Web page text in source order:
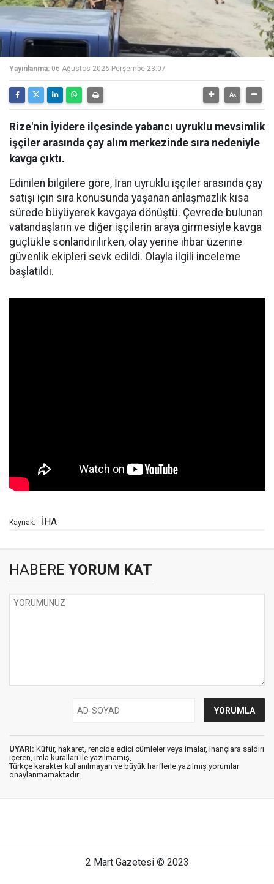
Yayınlanma: 06 Ağustos 2026 Perşembe 23:07
Rize'nin İyidere ilçesinde yabancı uyruklu mevsimlik
işçiler arasında çay alım merkezinde sıra nedeniyle
kavga çıktı.
Edinilen bilgilere göre, İran uyruklu işçiler arasında çay
satışı için sıra konusunda yaşanan anlaşmazlık kısa
sürede büyüyerek kavgaya dönüştü. Çevrede bulunan
vatandaşların ve diğer işçilerin araya girmesiyle kavga
güçlükle sonlandırılırken, olay yerine ihbar üzerine
güvenlik ekipleri sevk edildi. Olayla ilgili inceleme
başlatıldı.
Kaynak: İHA
HABERE YORUM KAT
UYARI: Küfür, hakaret, rencide edici cümleler veya imalar, inançlara saldırı
içeren, imla kuralları ile yazılmamış,
Türkçe karakter kullanılmayan ve büyük harflerle yazılmış yorumlar
onaylanmamaktadır.
2 Mart Gazetesi © 2023